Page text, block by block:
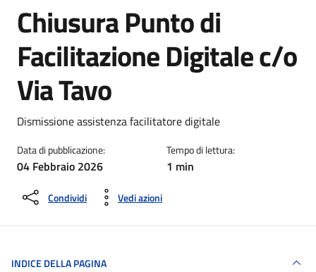
Chiusura Punto di
Facilitazione Digitale c/o
Via Tavo
Dettagli della notizia
Dismissione assistenza facilitatore digitale
Data di pubblicazione:
04 Febbraio 2026
Tempo di lettura:
1 min
Condividi Vedi azioni
INDICE DELLA PAGINA